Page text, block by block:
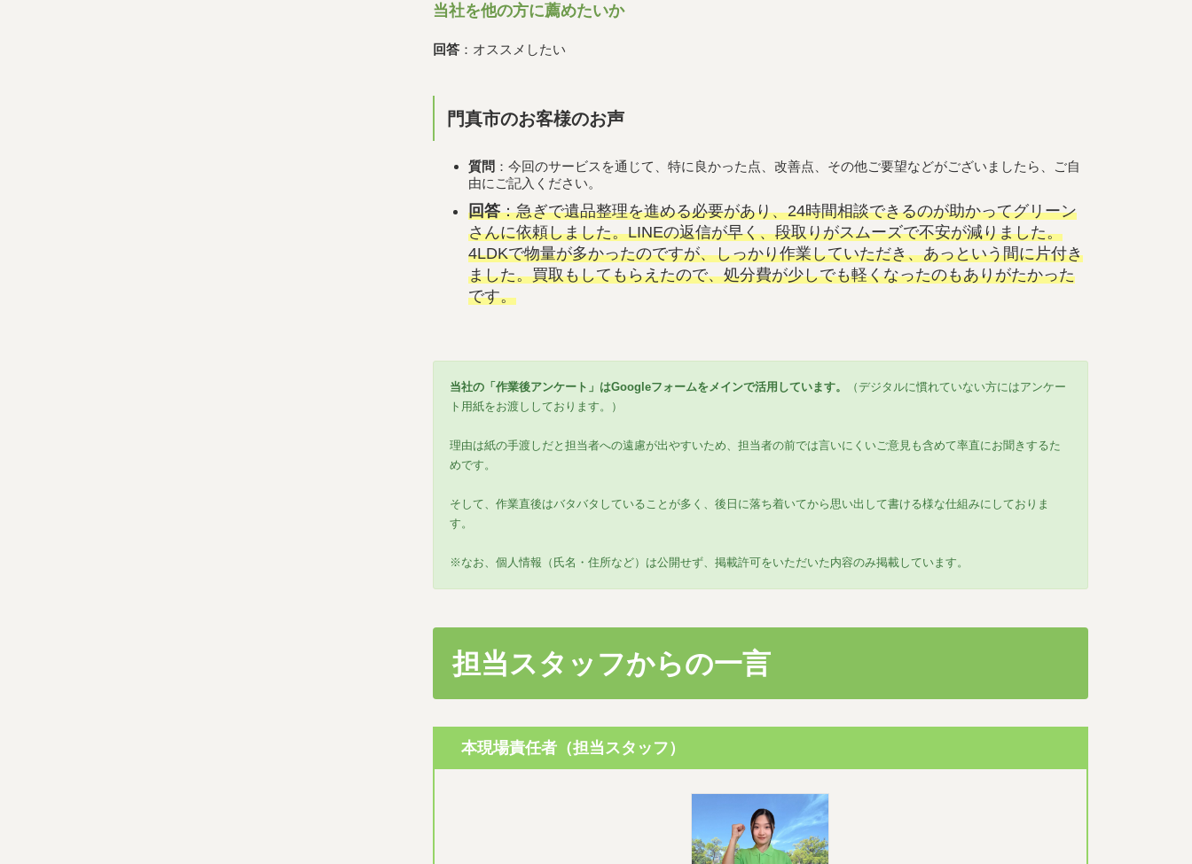
当社を他の方に薦めたいか
回答：オススメしたい
門真市のお客様のお声
質問 ：今回のサービスを通じて、特に良かった点、改善点、その他ご要望などがございましたら、ご自
由にご記入ください。
回答：急ぎで遺品整理を進める必要があり、24時間相談できるのが助かってグリーン
さんに依頼しました。LINEの返信が早く、段取りがスムーズで不安が減りました。
4LDKで物量が多かったのですが、しっかり作業していただき、あっという間に片付き
ました。買取もしてもらえたので、処分費が少しでも軽くなったのもありがたかった
です。
当社の「作業後アンケート」はGoogleフォームをメインで活用しています。
（デジタルに慣れていない方にはアンケー
ト用紙をお渡ししております。）
理由は紙の手渡しだと担当者への遠慮が出やすいため、担当者の前では言いにくいご意見も含めて率直にお聞きするた
めです。
そして、作業直後はバタバタしていることが多く、後日に落ち着いてから思い出して書ける様な仕組みにしておりま
す。
※なお、個人情報（氏名・住所など）は公開せず、掲載許可をいただいた内容のみ掲載しています。
担当スタッフからの一言
本現場責任者（担当スタッフ）